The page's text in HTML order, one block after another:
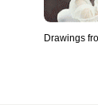
Drawings